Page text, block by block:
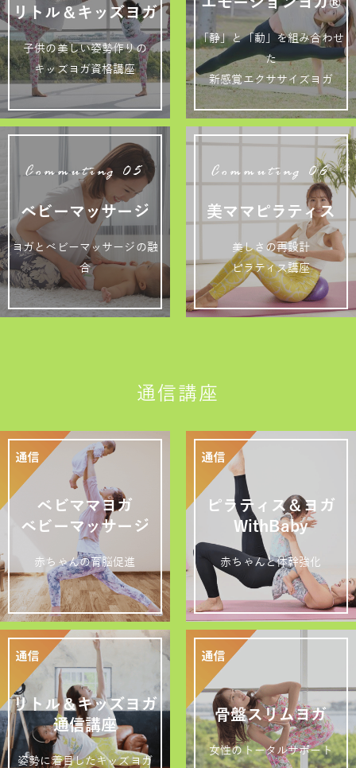
リトル＆キッズヨガ
子供の美しい姿勢作りの
キッズヨガ資格講座
「静」と「動」を組み合わせ
た
新感覚エクササイズヨガ
Commuting 05
ベビーマッサージ
ヨガとベビーマッサージの融
合
Commuting 06
美ママピラティス
美しさの再設計
ピラティス講座
通信講座
ベビママヨガ
ベビーマッサージ
赤ちゃんの育脳促進
ピラティス＆ヨガ
WithBaby
赤ちゃんと体幹強化
リトル＆キッズヨガ
通信講座
姿勢に着目したキッズヨガ
骨盤スリムヨガ
女性のトータルサポート